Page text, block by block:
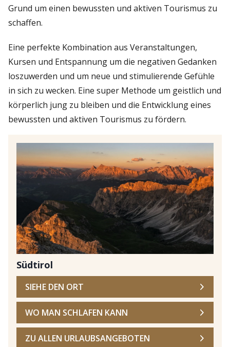
Grund um einen bewussten und aktiven Tourismus zu
schaffen.
Eine perfekte Kombination aus Veranstaltungen,
Kursen und Entspannung um die negativen Gedanken
loszuwerden und um neue und stimulierende Gefühle
in sich zu wecken. Eine super Methode um geistlich und
körperlich jung zu bleiben und die Entwicklung eines
bewussten und aktiven Tourismus zu fördern.
Südtirol
SIEHE DEN ORT
WO MAN SCHLAFEN KANN
ZU ALLEN URLAUBSANGEBOTEN